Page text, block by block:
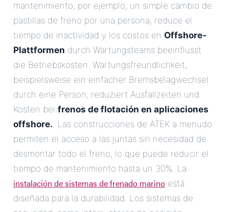
mantenimiento, por ejemplo, un simple cambio de
pastillas de freno por una persona, reduce el
tiempo de inactividad y los costos en Offshore-
Plattformen durch Wartungsteams beeinflusst
die Betriebskosten. Wartungsfreundlichkeit,
beispielsweise ein einfacher Bremsbelagwechsel
durch eine Person, reduziert Ausfallzeiten und
Kosten bei frenos de flotación en aplicaciones
offshore.. Las construcciones de ATEK a menudo
permiten el acceso a las juntas sin necesidad de
desmontar todo el freno, lo que puede reducir el
tiempo de mantenimiento hasta un 30%. La
instalación de sistemas de frenado marino está
diseñada para la durabilidad. Los sistemas de